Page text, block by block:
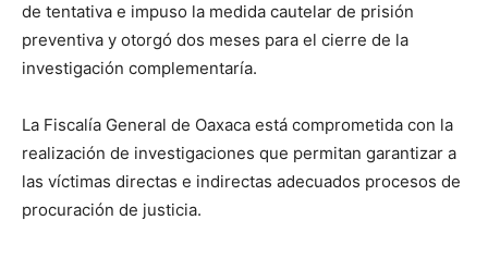
de tentativa e impuso la medida cautelar de prisión
preventiva y otorgó dos meses para el cierre de la
investigación complementaría.
La Fiscalía General de Oaxaca está comprometida con la
realización de investigaciones que permitan garantizar a
las víctimas directas e indirectas adecuados procesos de
procuración de justicia.